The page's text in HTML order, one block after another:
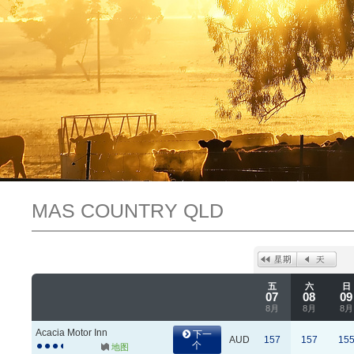
MAS COUNTRY QLD
五
07
8月
六
08
8月
日
09
8月
Acacia Motor Inn
地图
下一
个
AUD 157 157 155